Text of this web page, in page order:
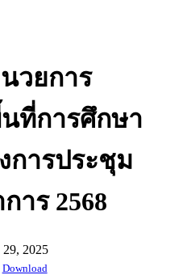
วยการ
ที่การศึกษา
การประชุม
าร 2568
2025
Download